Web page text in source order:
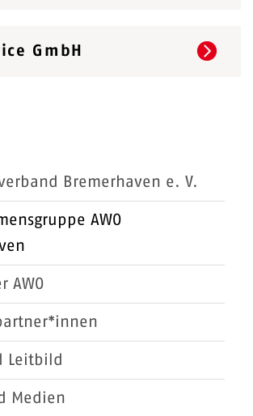
GmbH
Bremerhaven e. V.
AWO
AWO
Leitbild
Medien